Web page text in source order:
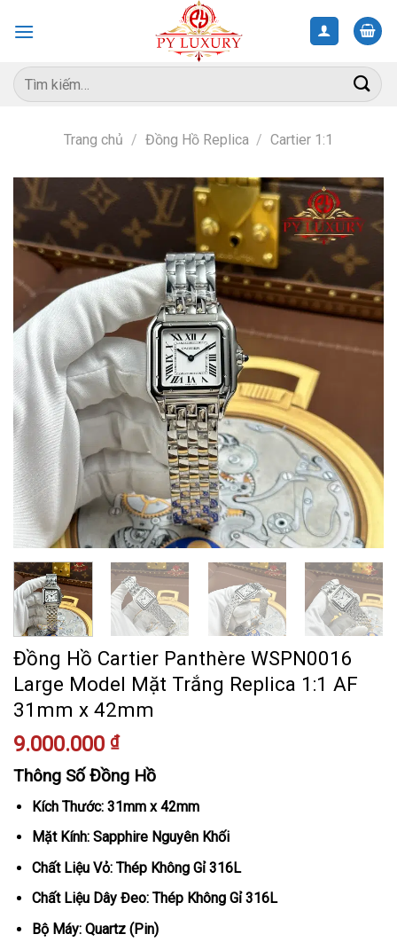
Tìm
kiếm:
Trang chủ / Đồng Hồ Replica / Cartier 1:1
Đồng Hồ Cartier Panthère WSPN0016
Large Model Mặt Trắng Replica 1:1 AF
31mm x 42mm
9.000.000 ₫
Thông Số Đồng Hồ
Kích Thước: 31mm x 42mm
Mặt Kính: Sapphire Nguyên Khối
Chất Liệu Vỏ: Thép Không Gỉ 316L
Chất Liệu Dây Đeo: Thép Không Gỉ 316L
Bộ Máy: Quartz (Pin)